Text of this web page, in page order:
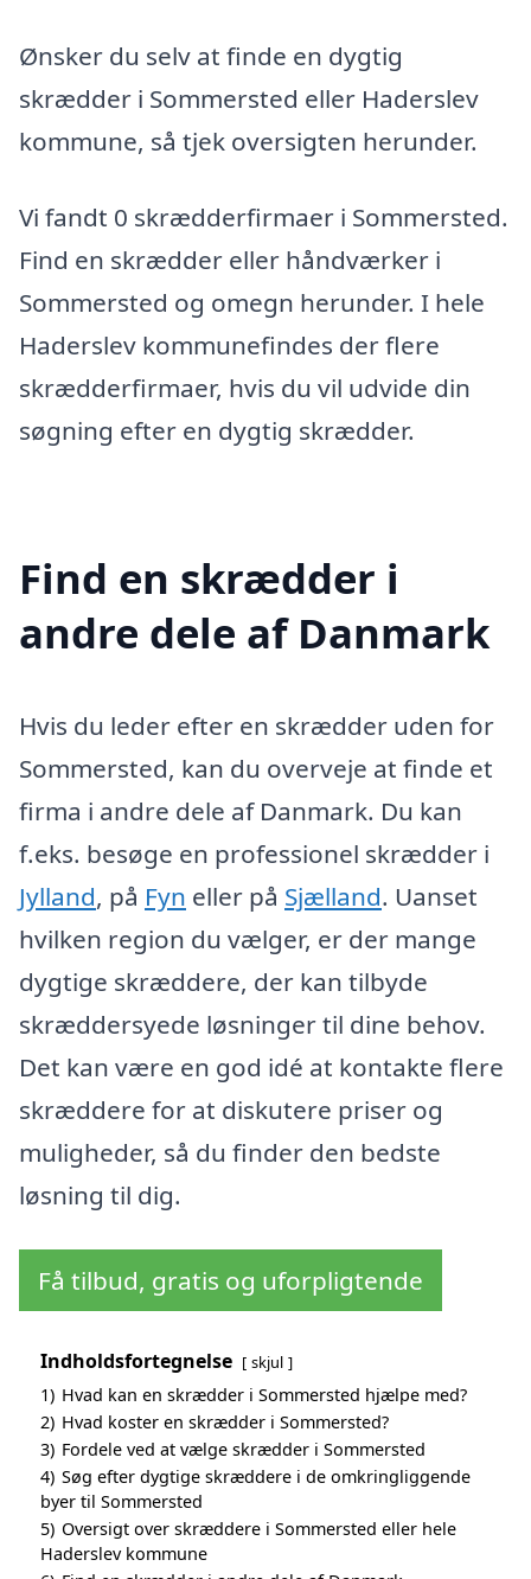
Ønsker du selv at finde en dygtig
skrædder i Sommersted eller Haderslev
kommune, så tjek oversigten herunder.
Vi fandt 0 skrædderfirmaer i Sommersted.
Find en skrædder eller håndværker i
Sommersted og omegn herunder. I hele
Haderslev kommunefindes der flere
skrædderfirmaer, hvis du vil udvide din
søgning efter en dygtig skrædder.
Find en skrædder i
andre dele af Danmark
Hvis du leder efter en skrædder uden for
Sommersted, kan du overveje at finde et
firma i andre dele af Danmark. Du kan
f.eks. besøge en professionel skrædder i
Jylland, på Fyn eller på Sjælland. Uanset
hvilken region du vælger, er der mange
dygtige skræddere, der kan tilbyde
skræddersyede løsninger til dine behov.
Det kan være en god idé at kontakte flere
skræddere for at diskutere priser og
muligheder, så du finder den bedste
løsning til dig.
Få tilbud, gratis og uforpligtende
Indholdsfortegnelse skjul
1) Hvad kan en skrædder i Sommersted hjælpe med?
2) Hvad koster en skrædder i Sommersted?
3) Fordele ved at vælge skrædder i Sommersted
4) Søg efter dygtige skræddere i de omkringliggende
byer til Sommersted
5) Oversigt over skræddere i Sommersted eller hele
Haderslev kommune